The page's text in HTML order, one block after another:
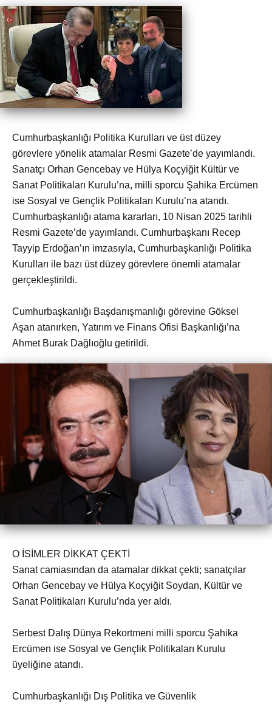
Cumhurbaşkanlığı Politika Kurulları ve üst düzey
görevlere yönelik atamalar Resmi Gazete’de yayımlandı.
Sanatçı Orhan Gencebay ve Hülya Koçyiğit Kültür ve
Sanat Politikaları Kurulu’na, milli sporcu Şahika Ercümen
ise Sosyal ve Gençlik Politikaları Kurulu’na atandı.
Cumhurbaşkanlığı atama kararları, 10 Nisan 2025 tarihli
Resmi Gazete’de yayımlandı. Cumhurbaşkanı Recep
Tayyip Erdoğan’ın imzasıyla, Cumhurbaşkanlığı Politika
Kurulları ile bazı üst düzey görevlere önemli atamalar
gerçekleştirildi.
Cumhurbaşkanlığı Başdanışmanlığı görevine Göksel
Aşan atanırken, Yatırım ve Finans Ofisi Başkanlığı’na
Ahmet Burak Dağlıoğlu getirildi.
O İSİMLER DİKKAT ÇEKTİ
Sanat camiasından da atamalar dikkat çekti; sanatçılar
Orhan Gencebay ve Hülya Koçyiğit Soydan, Kültür ve
Sanat Politikaları Kurulu’nda yer aldı.
Serbest Dalış Dünya Rekortmeni milli sporcu Şahika
Ercümen ise Sosyal ve Gençlik Politikaları Kurulu
üyeliğine atandı.
Cumhurbaşkanlığı Dış Politika ve Güvenlik